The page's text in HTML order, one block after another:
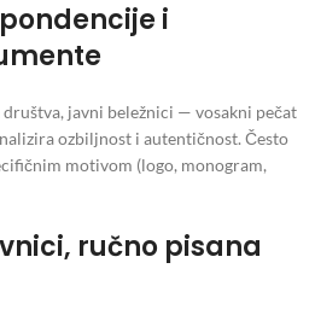
i
društva, javni beležnici — vosakni pečat
ozbiljnost i autentičnost. Često
motivom (logo, monogram,
ručno pisana